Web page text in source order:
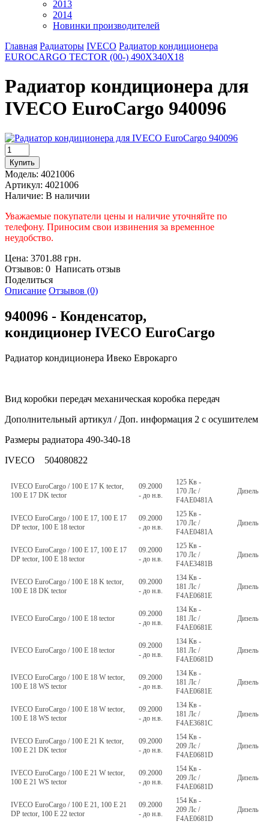
2013
2014
Новинки производителей
Главная Радиаторы IVECO Радиатор кондиционера
EUROCARGO TECTOR (00-) 490X340X18
Радиатор кондиционера для
IVECO EuroCargo 940096
Модель: 4021006
Артикул: 4021006
Наличие: В наличии
Уважаемые покупатели цены и наличие уточняйте по
телефону. Приносим свои извинения за временное
неудобство.
Цена: 3701.88 грн.
Отзывов: 0 Написать отзыв
Поделиться
Описание Отзывов (0)
940096 - Конденсатор,
кондиционер IVECO EuroCargo
Радиатор кондиционера Ивеко Еврокарго
Вид коробки передач механическая коробка передач
Дополнительный артикул / Доп. информация 2 с осушителем
Размеры радиатора 490-340-18
IVECO 504080822
IVECO EuroCargo / 100 E 17 K tector,
100 E 17 DK tector
09.2000
- до н.в.
125 Кв -
170 Лс /
F4AE0481A
Дизель
IVECO EuroCargo / 100 E 17, 100 E 17
DP tector, 100 E 18 tector
09.2000
- до н.в.
125 Кв -
170 Лс /
F4AE0481A
Дизель
IVECO EuroCargo / 100 E 17, 100 E 17
DP tector, 100 E 18 tector
09.2000
- до н.в.
125 Кв -
170 Лс /
F4AE3481B
Дизель
IVECO EuroCargo / 100 E 18 K tector,
100 E 18 DK tector
09.2000
- до н.в.
134 Кв -
181 Лс /
F4AE0681E
Дизель
IVECO EuroCargo / 100 E 18 tector
09.2000
- до н.в.
134 Кв -
181 Лс /
F4AE0681E
Дизель
IVECO EuroCargo / 100 E 18 tector
09.2000
- до н.в.
134 Кв -
181 Лс /
F4AE0681D
Дизель
IVECO EuroCargo / 100 E 18 W tector,
100 E 18 WS tector
09.2000
- до н.в.
134 Кв -
181 Лс /
F4AE0681E
Дизель
IVECO EuroCargo / 100 E 18 W tector,
100 E 18 WS tector
09.2000
- до н.в.
134 Кв -
181 Лс /
F4AE3681C
Дизель
IVECO EuroCargo / 100 E 21 K tector,
100 E 21 DK tector
09.2000
- до н.в.
154 Кв -
209 Лс /
F4AE0681D
Дизель
IVECO EuroCargo / 100 E 21 W tector,
100 E 21 WS tector
09.2000
- до н.в.
154 Кв -
209 Лс /
F4AE0681D
Дизель
IVECO EuroCargo / 100 E 21, 100 E 21
DP tector, 100 E 22 tector
09.2000
- до н.в.
154 Кв -
209 Лс /
F4AE0681D
Дизель